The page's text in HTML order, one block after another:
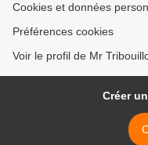
Cookies et données
Préférences cookies
Voir le profil de Mr
Créer